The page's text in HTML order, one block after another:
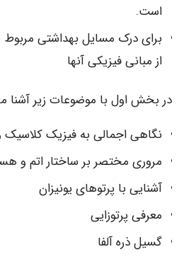
است.
برای درک مسایل بهداشتی مربوط
از مبانی فیزیکی آنها
در بخش اول با موضوعات زیر آشنا
نگاهی اجمالی به فیزیک
مروری مختصر بر ساختار اتم و
آشنایی با پرتوهای یونیزان
معرفی پرتوزایی
گسیل ذره آلفا